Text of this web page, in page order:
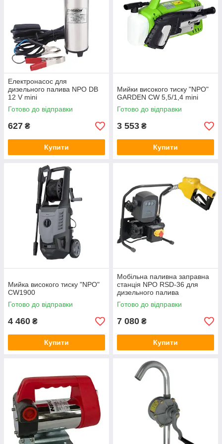
ємнісних спеціальних резервуарів.
Електронасоси спеціального призначення
для дизельного палива — необхідні у всіх
сферах діяльності, де використовується
складів: спирту, бензину та ін
АСОРТИМЕНТ ЕЛЕКТРОНАСОСІВ
СПЕЦІАЛЬНОГО ПРИЗНАЧЕННЯ
Наша компанія, маючи багаторічний досвід роботи на
ринку відповідного обладнання, представляє в
асортименті різні моделі електронасосів спеціального
призначення. В тому числі, дизельні, миючі та ін. При
оформленні заявки на необхідну продукцію та оплати
товару, наші фахівці гарантують оперативне
формування замовлення і доставку його по території
країни клієнту.
«Теплополис» — ефективне перекачування різних
Електронасос для
дизельного палива NPO DB
12 V mini
Готово до відправки
627 ₴
Купити
Мийки високого тиску "NPO"
GARDEN CW 5,5/1,4 mini
Готово до відправки
3 553 ₴
Купити
Мийка високого тиску "NPO"
CW1900
Готово до відправки
4 460 ₴
Купити
Мобільна паливна заправна
станція NPO RSD-36 для
дизельного палива
Готово до відправки
7 080 ₴
Купити